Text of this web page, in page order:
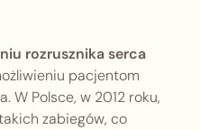
rozrusznika serca
pacjentom
W Polsce, w 2012 roku,
zabiegów, co